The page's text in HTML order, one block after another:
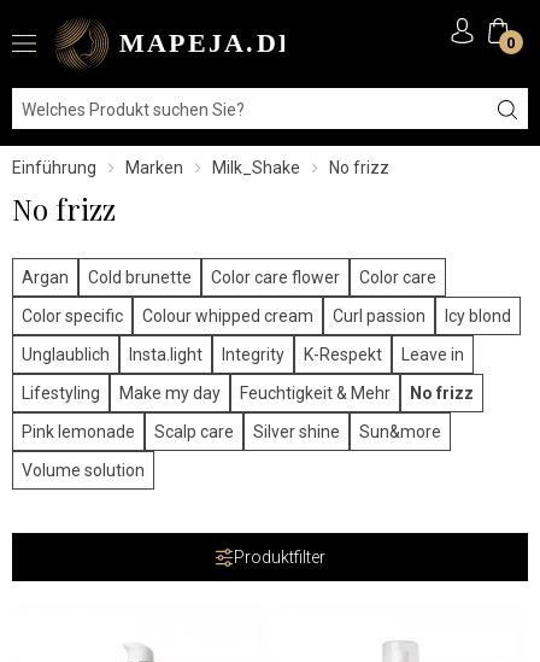
0
Einführung Marken Milk_Shake No frizz
No frizz
Argan Cold brunette Color care flower
Color care
Color specific
Colour whipped cream Curl passion
Icy blond
Unglaublich
Insta.light Integrity K-Respekt
Leave in
Lifestyling
Make my day Feuchtigkeit & Mehr
No frizz
Pink lemonade
Scalp care Silver shine
Sun&more
Volume solution
Produktfilter